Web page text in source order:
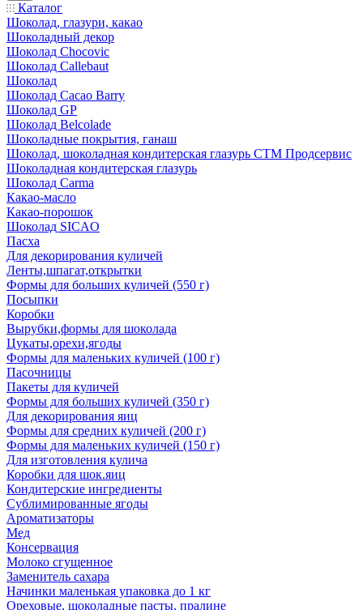
Каталог
Шоколад, глазури, какао
Шоколадный декор
Шоколад Chocovic
Шоколад Callebaut
Шоколад
Шоколад Cacao Barry
Шоколад GP
Шоколад Belcolade
Шоколадные покрытия, ганаш
Шоколад, шоколадная кондитерская глазурь СТМ Продсервис
Шоколадная кондитерская глазурь
Шоколад Carma
Какао-масло
Какао-порошок
Шоколад SICAO
Пасха
Для декорирования куличей
Ленты,шпагат,открытки
Формы для больших куличей (550 г)
Посыпки
Коробки
Вырубки,формы для шоколада
Цукаты,орехи,ягоды
Формы для маленьких куличей (100 г)
Пасочницы
Пакеты для куличей
Формы для больших куличей (350 г)
Для декорирования яиц
Формы для средних куличей (200 г)
Формы для маленьких куличей (150 г)
Для изготовления кулича
Коробки для шок.яиц
Кондитерские ингредиенты
Сублимированные ягоды
Ароматизаторы
Мед
Консервация
Молоко сгущенное
Заменитель сахара
Начинки маленькая упаковка до 1 кг
Ореховые, шоколадные пасты, пралине